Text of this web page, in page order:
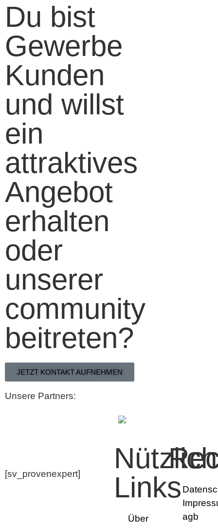
Du bist
Gewerbe
Kunden
und willst
ein
attraktives
Angebot
erhalten
oder
unserer
community
beitreten?
JETZT KONTAKT AUFNEHMEN
Unsere Partners:
[sv_provenexpert]
Links
Über
agb